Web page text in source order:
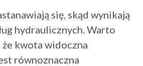
się, skąd wynikają
hydraulicznych. Warto
że kwota widoczna
równoznaczna